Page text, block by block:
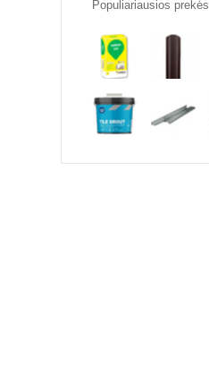
Populiariausios prekės